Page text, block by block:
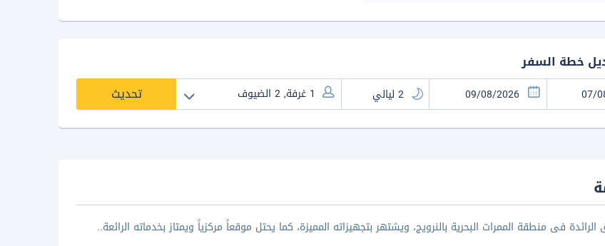
خطة السفر
تحديث
الرائدة فى منطقة الممرات البحرية بالنرويج، ويشتهر بتجهيزاته المميزة، كما يحتل موقعاً مركزياً ويمتاز بخدماته الرائعة..